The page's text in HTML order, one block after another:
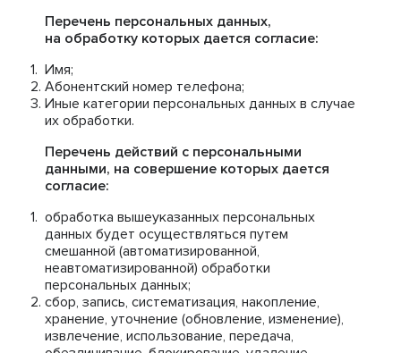
Перечень персональных данных,
на обработку которых дается согласие:
Имя;
Абонентский номер телефона;
Иные категории персональных данных в случае
их обработки.
Перечень действий с персональными
данными, на совершение которых дается
согласие:
обработка вышеуказанных персональных
данных будет осуществляться путем
смешанной (автоматизированной,
неавтоматизированной) обработки
персональных данных;
сбор, запись, систематизация, накопление,
хранение, уточнение (обновление, изменение),
извлечение, использование, передача,